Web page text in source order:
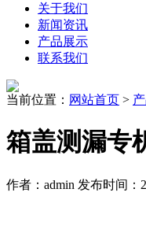
关于我们
新闻资讯
产品展示
联系我们
当前位置： 网站首页 >
箱盖测漏专
作者：admin 发布时间：